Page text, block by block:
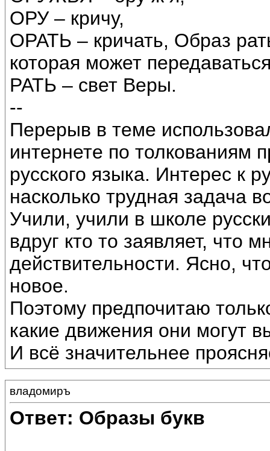
ОРУ – кричу,
ОРАТЬ – кричать, Образ
которая может
РАТЬ – свет Веры.
--
Перерыв в теме
интернете по толкованиям
русского языка. Интерес к
насколько трудная задача
Учили, учили в школе
вдруг кто то заявляет, что
действительности. Ясно,
новое.
Поэтому предпочитаю
какие движения они могут
И всё значительнее
владомиръ
Ответ: Образы букв